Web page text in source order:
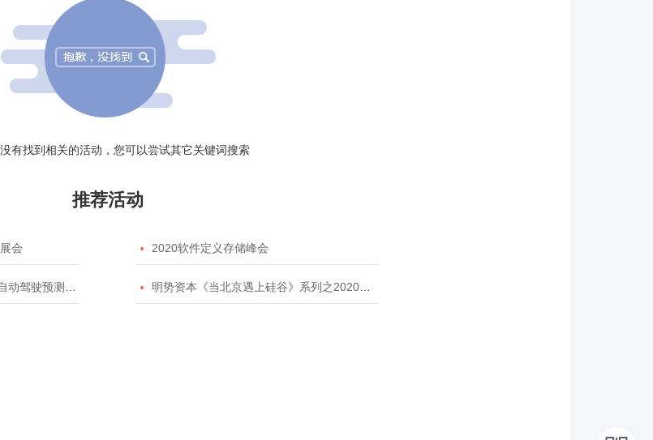
有找到相关的活动，您可以尝试其它关键词搜索
推荐活动
会  2020软件定义存储峰会
测模型挑战赛  明势资本《当北京遇上硅谷》系列之2020年度开源峰会